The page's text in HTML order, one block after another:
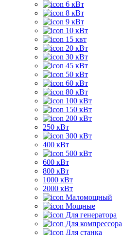
6 кВт
8 кВт
9 кВт
10 кВт
15 квт
20 кВт
30 кВт
45 кВт
50 кВт
60 кВт
80 кВт
100 кВт
150 кВт
200 кВт
250 кВт
300 кВт
400 кВт
500 кВт
600 кВт
800 кВт
1000 кВт
2000 кВт
Маломощный
Мощные
Для генератора
Для компрессора
Для станка